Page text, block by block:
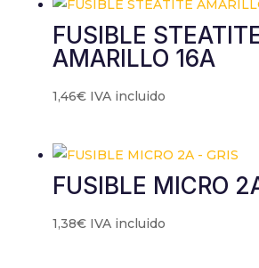
FUSIBLE
AMARILLO 16A
1,46€ IVA incluido
FUSIBLE MICRO
1,38€ IVA incluido